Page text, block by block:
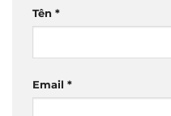
Tên *
Email *